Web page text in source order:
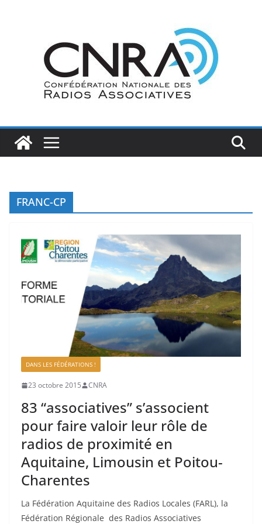
FRANC-CP
DANS LES FÉDÉRATIONS !
23 octobre 2015 CNRA
83 “associatives” s’associent
pour faire valoir leur rôle de
radios de proximité en
Aquitaine, Limousin et Poitou-
Charentes
La Fédération Aquitaine des Radios Locales (FARL), la
Fédération Régionale des Radios Associatives